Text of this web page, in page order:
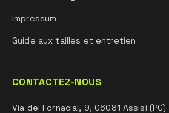
Impressum
Guide aux tailles et entretien
CONTACTEZ-NOUS
Via dei Fornaciai, 9, 06081 Assisi